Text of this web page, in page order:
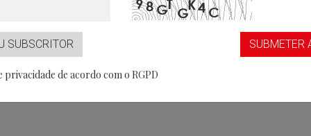
SUBSCRITOR SUBMETER
privacidade de acordo com o RGPD